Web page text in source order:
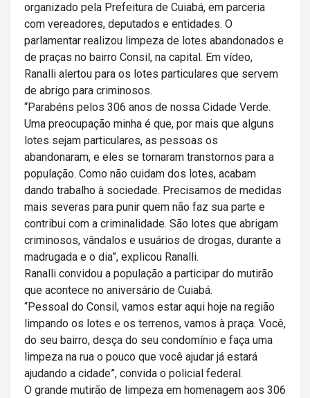
organizado pela Prefeitura de Cuiabá, em parceria
com vereadores, deputados e entidades. O
parlamentar realizou limpeza de lotes abandonados e
de praças no bairro Consil, na capital. Em vídeo,
Ranalli alertou para os lotes particulares que servem
de abrigo para criminosos.
“Parabéns pelos 306 anos de nossa Cidade Verde.
Uma preocupação minha é que, por mais que alguns
lotes sejam particulares, as pessoas os
abandonaram, e eles se tornaram transtornos para a
população. Como não cuidam dos lotes, acabam
dando trabalho à sociedade. Precisamos de medidas
mais severas para punir quem não faz sua parte e
contribui com a criminalidade. São lotes que abrigam
criminosos, vândalos e usuários de drogas, durante a
madrugada e o dia”, explicou Ranalli.
Ranalli convidou a população a participar do mutirão
que acontece no aniversário de Cuiabá.
“Pessoal do Consil, vamos estar aqui hoje na região
limpando os lotes e os terrenos, vamos à praça. Você,
do seu bairro, desça do seu condomínio e faça uma
limpeza na rua o pouco que você ajudar já estará
ajudando a cidade”, convida o policial federal.
O grande mutirão de limpeza em homenagem aos 306